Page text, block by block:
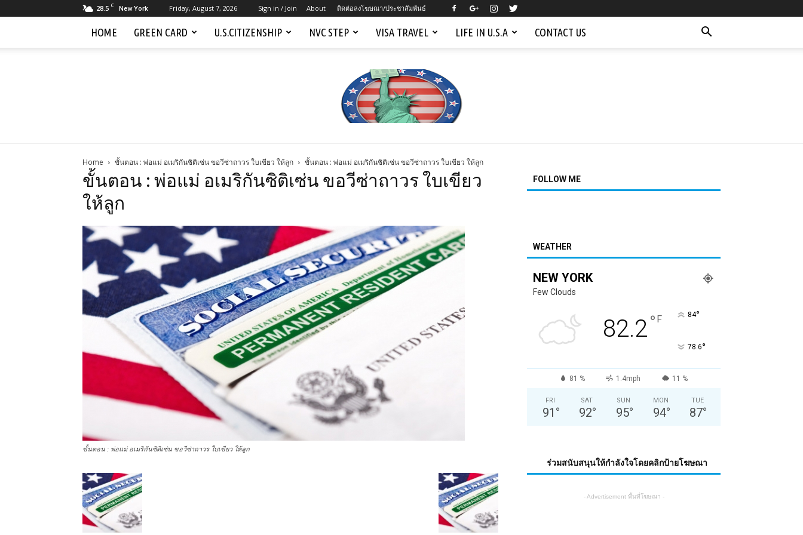
28.5 C New York Friday, August 7, 2026 Sign in / Join About ติดต่อลงโฆษณา/ประชาสัมพันธ์
HOME GREEN CARD U.S.CITIZENSHIP NVC STEP VISA TRAVEL LIFE IN U.S.A CONTACT US
Mygreencardus.com
–
Home ขั้นตอน : พ่อแม่ อเมริกันซิติเซ่น ขอวีซ่าถาวร ใบเขียว ให้ลูก ขั้นตอน : พ่อแม่ อเมริกันซิติเซ่น ขอวีซ่าถาวร ใบเขียว ให้ลูก
ขั้นตอน : พ่อแม่ อเมริกันซิติเซ่น ขอวีซ่าถาวร ใบเขียว
ให้ลูก
ขั้นตอน : พ่อแม่ อเมริกันซิติเซ่น ขอวีซ่าถาวร ใบเขียว ให้ลูก
FOLLOW ME
WEATHER
NEW YORK
Few Clouds
82.2° F 84°
78.6°
81 % 1.4mph 11 %
FRI
91 °
SAT
92°
SUN
95°
MON
94°
TUE
87°
ร่วมสนับสนุนให้กำลังใจโดยคลิกป้ายโฆษณา
- Advertisement พื้นที่โฆษณา -